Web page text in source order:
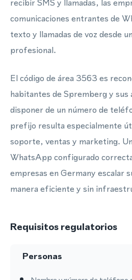
recibir SMS y llamadas, las
comunicaciones entrantes de
texto y llamadas de voz desde
profesional.
El código de área 3563 es
habitantes de Spremberg y
disponer de un número de
prefijo resulta especialmente
soporte, ventas y marketing.
WhatsApp configurado
empresas en Germany escalar
manera eficiente y sin
Requisitos regulatorios
Personas